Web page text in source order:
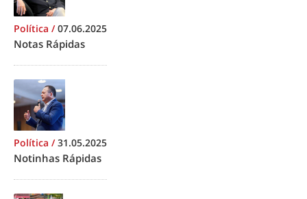
Política /07.06.2025
Notas Rápidas
Política /31.05.2025
Notinhas Rápidas